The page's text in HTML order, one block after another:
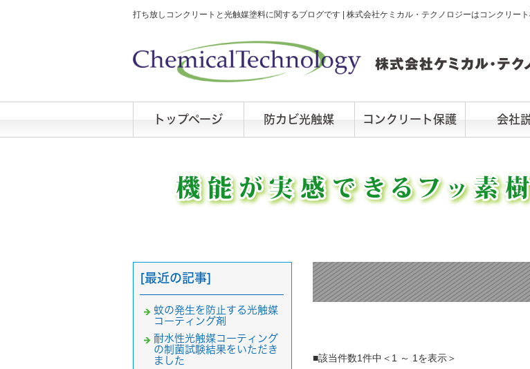
打ち放しコンクリートと光触媒塗料に関するブログです | 株式会社ケミカル・テクノロジーはコンクリー
トップページ 防カビ光触媒 コンクリート保護 会社
■該当件数1件中＜1 ～ 1を表示＞
[最近の記事]
蚊の発生を防止する光触媒
コーティング剤
耐水性光触媒コーティング
の制菌試験結果をいただき
ました